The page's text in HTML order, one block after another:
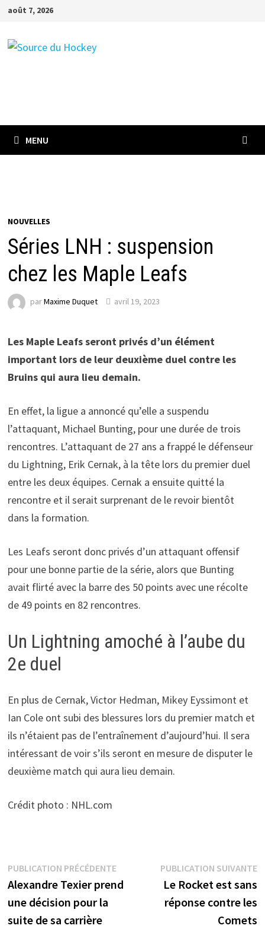
Passer
contenu
août 7, 2026
MENU
NOUVELLES
Séries LNH : suspension
chez les Maple Leafs
parMaxime Duquet avril 19, 2023
Les Maple Leafs seront privés d’un élément
important lors de leur deuxième duel contre les
Bruins qui aura lieu demain.
En effet, la ligue a annoncé qu’elle a suspendu
l’attaquant, Michael Bunting, pour une durée de trois
rencontres. L’attaquant de 27 ans a frappé le défenseur
du Lightning, Erik Cernak, à la tête lors du premier duel
entre les deux équipes. Cernak a ensuite quitté la
rencontre et il serait surprenant de le revoir bientôt
dans la formation.
Les Leafs seront donc privés d’un attaquant offensif
pour une bonne partie de la série, alors que Bunting
avait flirté avec la barre des 50 points avec une récolte
de 49 points en 82 rencontres.
Un Lightning amoché à l’aube du
2e duel
En plus de Cernak, Victor Hedman, Mikey Eyssimont et
Ian Cole ont subi des blessures lors du premier match et
ils n’étaient pas de l’entraînement d’aujourd’hui. Il sera
intéressant de voir s’ils seront en mesure de disputer le
deuxième match qui aura lieu demain.
Crédit photo : NHL.com
Navigation
de
l’article
PUBLICATION PRÉCÉDENTEPublication
précédente :
Alexandre Texier prend
une décision pour la
suite de sa carrière
PUBLICATION SUIVANTE
Le Rocket est sans
réponse contre les
Comets